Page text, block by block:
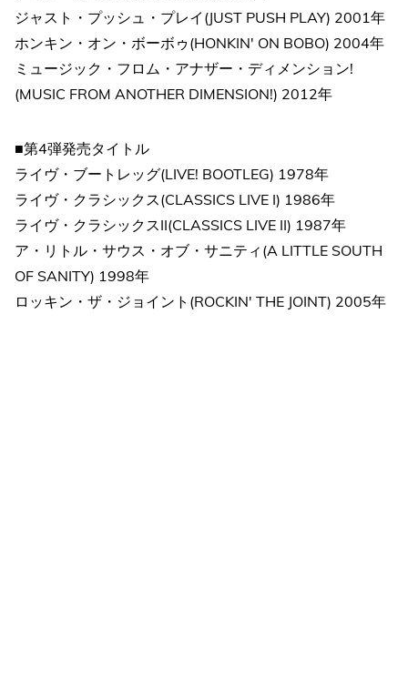
ジャスト・プッシュ・プレイ(JUST PUSH PLAY) 2001年
ホンキン・オン・ボーボゥ(HONKIN' ON BOBO) 2004年
ミュージック・フロム・アナザー・ディメンション!
(MUSIC FROM ANOTHER DIMENSION!) 2012年
■第4弾発売タイトル
ライヴ・ブートレッグ(LIVE! BOOTLEG) 1978年
ライヴ・クラシックス(CLASSICS LIVE I) 1986年
ライヴ・クラシックスII(CLASSICS LIVE II) 1987年
ア・リトル・サウス・オブ・サニティ(A LITTLE SOUTH
OF SANITY) 1998年
ロッキン・ザ・ジョイント(ROCKIN' THE JOINT) 2005年